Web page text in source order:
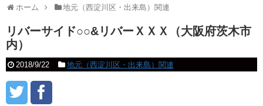
ホーム 地元（西淀川区・出来島）関連
リバーサイド○○&リバーＸＸＸ（大阪府茨木市
内）
2018/9/22 地元（西淀川区・出来島）関連